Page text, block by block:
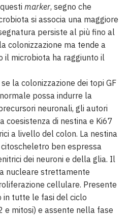
marker, segno che
si associa una maggiore
persiste al più fino al
colonizzazione ma tende a
il microbiota ha raggiunto il
la colonizzazione dei topi GF
possa indurre la
neuronali, gli autori
coesistenza di nestina e Ki67
a livello del colon. La nestina
ben espressa
dei neuroni e della glia. Il
nucleare strettamente
cellulare. Presente
in tutte le fasi del ciclo
e mitosi) e assente nella fase